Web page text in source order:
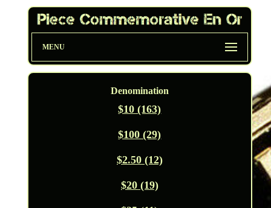
MENU
Denomination
$10 (163)
$100 (29)
$2.50 (12)
$20 (19)